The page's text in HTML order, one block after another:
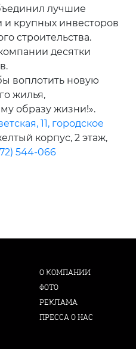
лучшие
крупных инвесторов
строительства.
десятки
воплотить новую
жилья,
образу жизни!».
11, городское
корпус, 2 этаж,
544-066
О КОМПАНИИ
ФОТО
РЕКЛАМА
ПРЕССА О НАС